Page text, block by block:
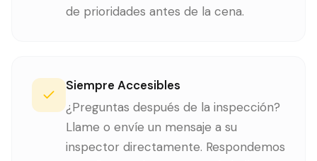
de prioridades antes de la cena.
Siempre Accesibles
¿Preguntas después de la inspección?
Llame o envíe un mensaje a su
inspector directamente. Respondemos